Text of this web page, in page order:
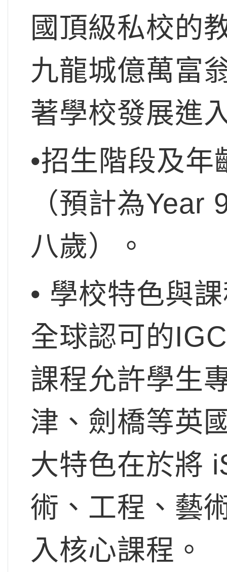
國頂級私校的
九龍城億萬富
著學校發展進
•招生階段及
（預計為
八歲）。
• 學校特色與
全球認可的
課程允許學生
津、劍橋等英
大特色在於將
術、工程、藝
入核心課程。